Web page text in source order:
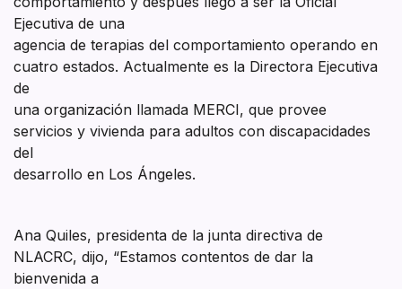
Ejecutiva de una
agencia de terapias del comportamiento operando en
cuatro estados. Actualmente es la Directora Ejecutiva
de
una organización llamada MERCI, que provee
servicios y vivienda para adultos con discapacidades
del
desarrollo en Los Ángeles.
Ana Quiles, presidenta de la junta directiva de
NLACRC, dijo, “Estamos contentos de dar la
bienvenida a